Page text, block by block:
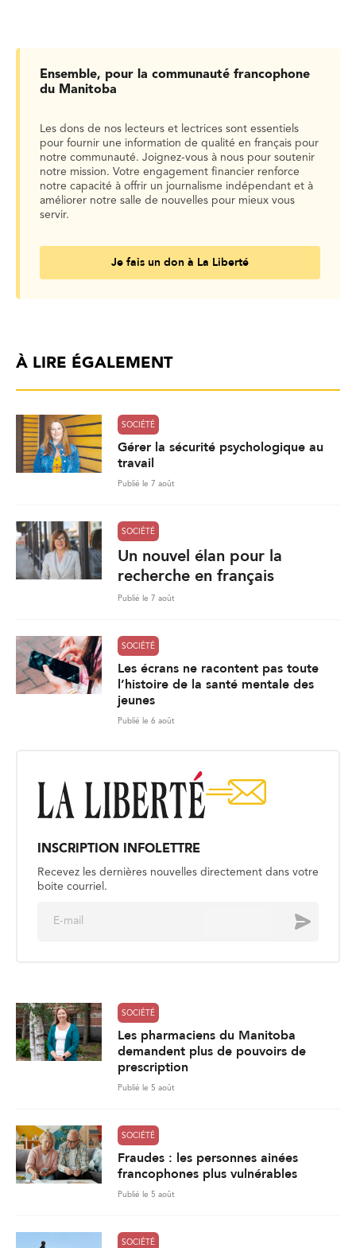
Ensemble, pour la communauté francophone
du Manitoba
Les dons de nos lecteurs et lectrices sont essentiels
pour fournir une information de qualité en français pour
notre communauté. Joignez-vous à nous pour soutenir
notre mission. Votre engagement financier renforce
notre capacité à offrir un journalisme indépendant et à
améliorer notre salle de nouvelles pour mieux vous
servir.
Je fais un don à La Liberté
À LIRE ÉGALEMENT
SOCIÉTÉ
Gérer la sécurité psychologique au
travail
Publié le 7 août
SOCIÉTÉ
Un nouvel élan pour la
recherche en français
Publié le 7 août
SOCIÉTÉ
Les écrans ne racontent pas toute
l’histoire de la santé mentale des
jeunes
Publié le 6 août
INSCRIPTION INFOLETTRE
Recevez les dernières nouvelles directement dans votre
boite courriel.
Envoyer
SOCIÉTÉ
Les pharmaciens du Manitoba
demandent plus de pouvoirs de
prescription
Publié le 5 août
SOCIÉTÉ
Fraudes : les personnes ainées
francophones plus vulnérables
Publié le 5 août
SOCIÉTÉ